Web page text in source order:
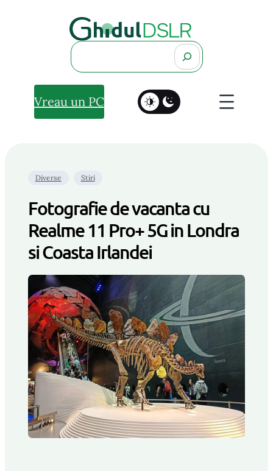
Search
Vreau un PC
Diverse Stiri
Fotografie de vacanta cu
Realme 11 Pro+ 5G in Londra
si Coasta Irlandei